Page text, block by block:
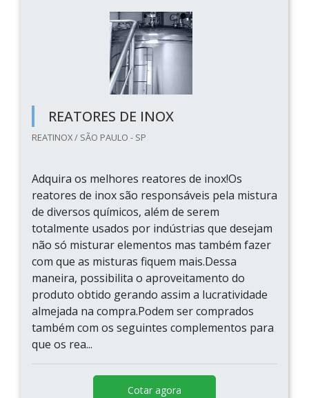
REATORES DE INOX
REATINOX / SÃO PAULO - SP
Adquira os melhores reatores de inox!Os
reatores de inox são responsáveis pela mistura
de diversos químicos, além de serem
totalmente usados por indústrias que desejam
não só misturar elementos mas também fazer
com que as misturas fiquem mais.Dessa
maneira, possibilita o aproveitamento do
produto obtido gerando assim a lucratividade
almejada na compra.Podem ser comprados
também com os seguintes complementos para
que os rea...
Cotar agora